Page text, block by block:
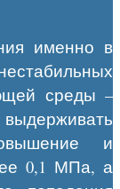
именно в
среды –
и
0,1 МПа, а